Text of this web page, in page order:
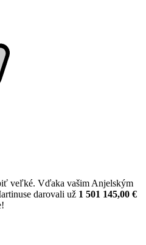
veľké. Vďaka vašim Anjelským
darovali už 1 501 145,00 €